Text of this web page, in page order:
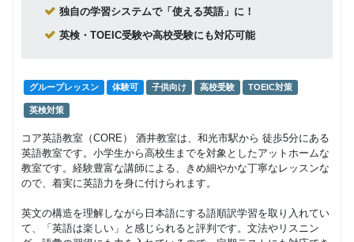
英会話入
グループレッスン 初級者 日常英会話
12,788円(税込) / 月
高校生・
英文法＋
英会話コ
ース
グループレッスン 日常英会話
回数：6 / 1セッション50分
高校生
（会話力
く成績ア
ップコー
ス）
グループレッスン 日常英会話
回数：8 / 1セッション50分
回数：4 / 1セッション45分
グループレッスン 子供向け
回数：4 / 1セッション45分
ース TT
9,130
円(税込) / 月
回数：4 / 1セッション50分
ース FT
グループレッスン 子供向け
10,890 円(税込) / 月
回数：4 / 1セッション50分
独自の学習システムで「使える英語」に！
英検・TOEIC受験や高校受験にも対応可能
グループレッスン 体験可 子供向け 高校受験 TOEIC対策
英検対策
コア英語教室（CORE） 酒井教室は、和光市駅から 徒歩5分にある
英語教室です。小学生から高校生までを対象としたアットホームな
教室です。経験豊富な講師による、きめ細やかな丁寧なレッスンな
ので、着実に英語力を身に付けられます。
英文の構造を理解しながら日本語にする語順訳学習を取り入れてい
て、「英語は楽しい」と感じられると評判です。文法やリスニン